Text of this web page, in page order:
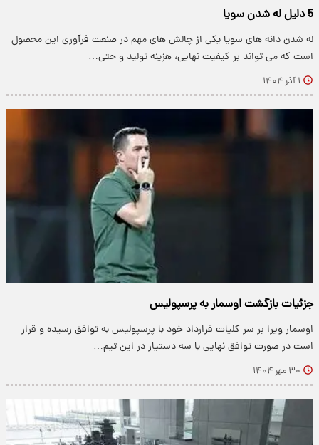
5 دلیل له شدن سویا
له شدن دانه های سویا یکی از چالش های مهم در صنعت فرآوری این محصول
است که می تواند بر کیفیت نهایی، هزینه تولید و حتی…
۱ آذر ۱۴۰۴
جزئیات بازگشت اوسمار به پرسپولیس
اوسمار ویرا بر سر کلیات قرارداد خود با پرسپولیس به توافق رسیده و قرار
است در صورت توافق نهایی با سه دستیار در این تیم…
۳۰ مهر ۱۴۰۴